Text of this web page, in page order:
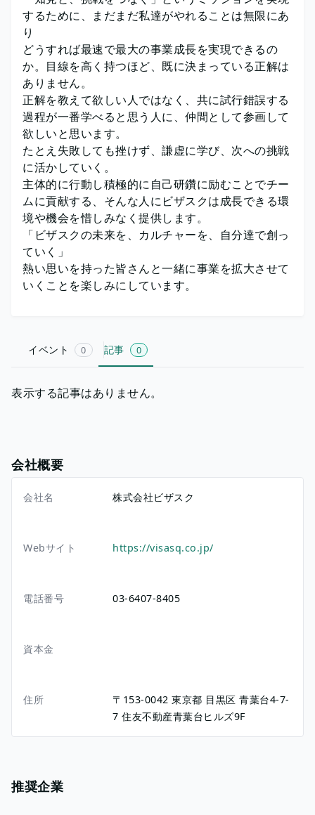
するために、まだまだ私達がやれることは無限にあ
り
どうすれば最速で最大の事業成長を実現できるの
か。目線を高く持つほど、既に決まっている正解は
ありません。
正解を教えて欲しい人ではなく、共に試行錯誤する
過程が一番学べると思う人に、仲間として参画して
欲しいと思います。
たとえ失敗しても挫けず、謙虚に学び、次への挑戦
に活かしていく。
主体的に行動し積極的に自己研鑽に励むことでチー
ムに貢献する、そんな人にビザスクは成長できる環
境や機会を惜しみなく提供します。
「ビザスクの未来を、カルチャーを、自分達で創っ
ていく」
熱い思いを持った皆さんと一緒に事業を拡大させて
いくことを楽しみにしています。
イベント 0 記事 0
表示する記事はありません。
会社概要
会社名 株式会社ビザスク
Webサイト https://visasq.co.jp/
電話番号 03-6407-8405
資本金
住所 〒153-0042東京都 目黒区 青葉台4-7-
7住友不動産青葉台ヒルズ9F
推奨企業